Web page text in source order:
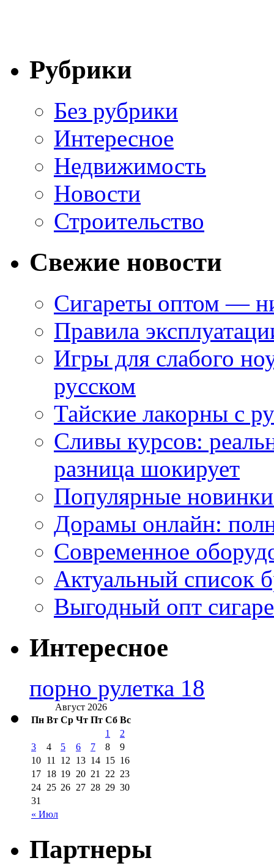
Рубрики
Без рубрики
Интересное
Недвижимость
Новости
Строительство
Свежие новости
Сигареты оптом —
Правила
Игры для слабого
русском
Тайские лакорны с
Сливы курсов:
разница шокирует
Популярные
Дорамы онлайн:
Современное
Актуальный список
Выгодный опт
Интересное
порно рулетка 18
Август 2026
Пн Вт Ср Чт Пт Сб Вс
« Июл
1
2
3
4 5 6 7 8
9
10 11 12 13 14 15 16
17 18 19 20 21 22 23
24 25 26 27 28 29 30
31
Партнеры